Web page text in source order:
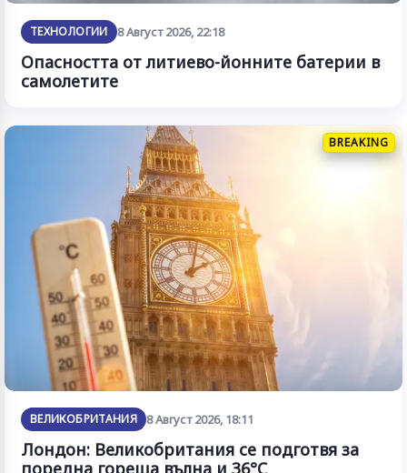
ТЕХНОЛОГИИ 8 Август 2026, 22:18
Опасността от литиево-йонните батерии в
самолетите
BREAKING
ВЕЛИКОБРИТАНИЯ 8 Август 2026, 18:11
Лондон: Великобритания се подготвя за
поредна гореща вълна и 36°C